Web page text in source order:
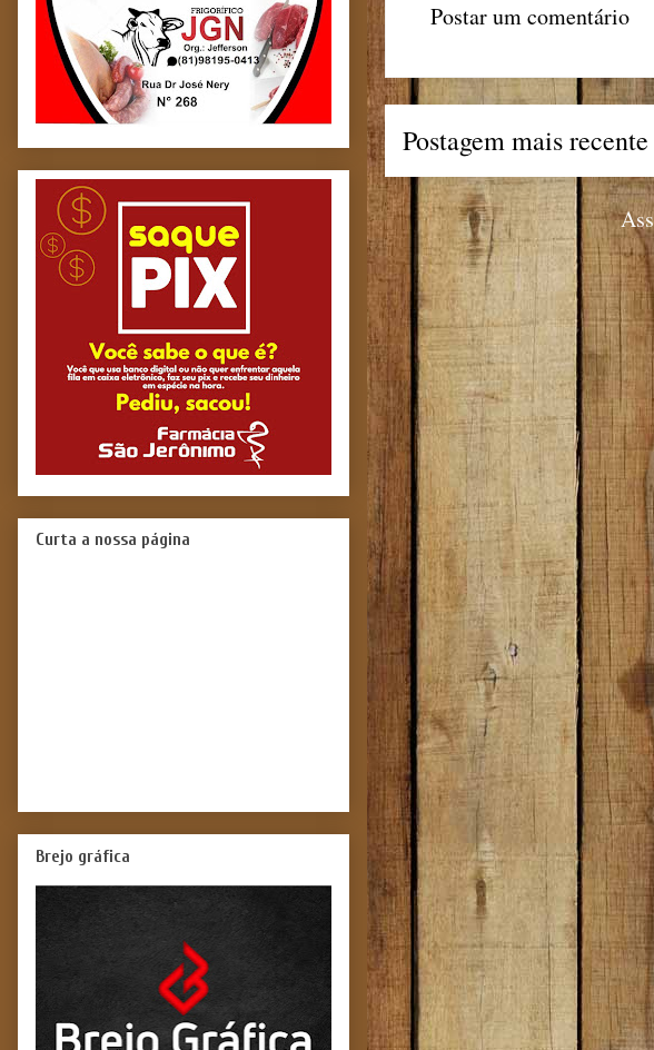
Postar um comentário
Postagem mais recente
Curta a nossa página
Brejo gráfica